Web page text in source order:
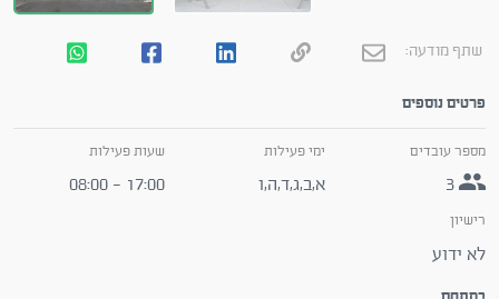
שתף מודעה:
פרטים נוספים
מספר עובדים
3
ימי פעילות
א,ב,ג,ד,ה,ו
שעות פעילות
17:00 - 08:00
רישיון
לא ידוע